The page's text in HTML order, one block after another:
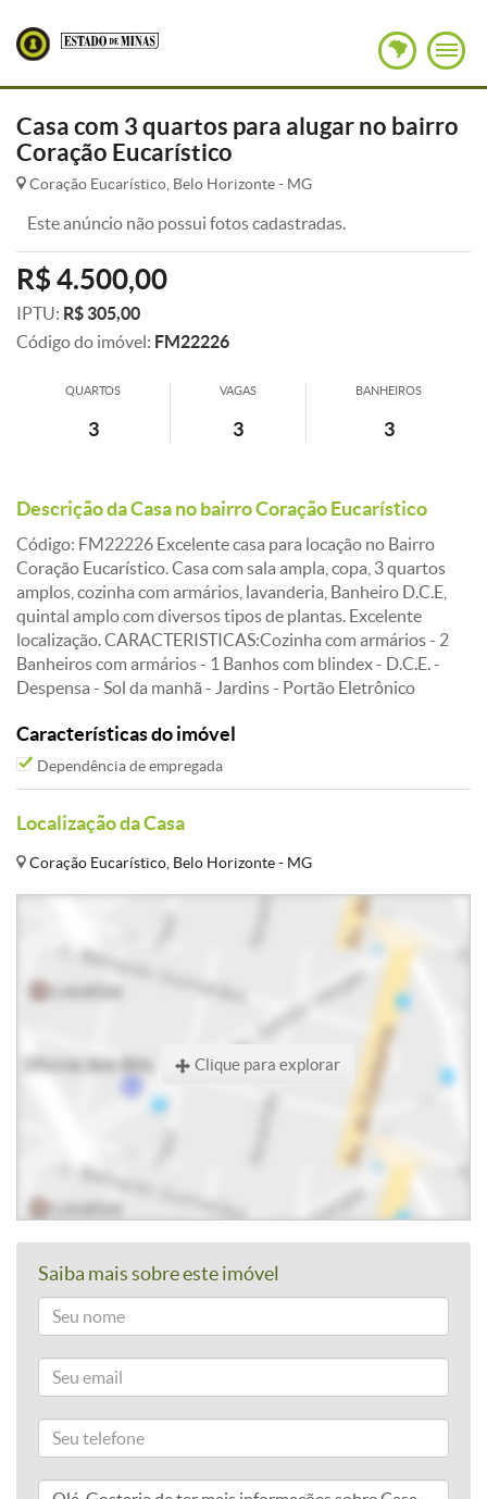
Casa com 3 quartos para alugar no bairro
Coração Eucarístico
Coração Eucarístico, Belo Horizonte - MG
Este anúncio não possui fotos cadastradas.
R$ 4.500,00
IPTU: R$ 305,00
Código do imóvel: FM22226
QUARTOS
3
VAGAS
3
BANHEIROS
3
Descrição da Casa no bairro Coração Eucarístico
Código: FM22226 Excelente casa para locação no Bairro
Coração Eucarístico. Casa com sala ampla, copa, 3 quartos
amplos, cozinha com armários, lavanderia, Banheiro D.C.E,
quintal amplo com diversos tipos de plantas. Excelente
localização. CARACTERISTICAS:Cozinha com armários - 2
Banheiros com armários - 1 Banhos com blindex - D.C.E. -
Despensa - Sol da manhã - Jardins - Portão Eletrônico
Características do imóvel
Dependência de empregada
Localização da Casa
Coração Eucarístico, Belo Horizonte - MG
Clique para explorar
Saiba mais sobre este imóvel